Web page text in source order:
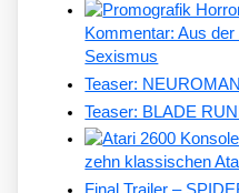
Kommentar: Aus
Sexismus
Teaser:
Teaser: BLADE
zehn klassischen